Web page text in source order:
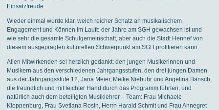
Einsatzfreude.
Wieder einmal wurde klar, welch reicher Schatz an musikalischem
Engagement und Können im Laufe der Jahre am SGH gewachsen ist und
wie sehr die gesamte Schulgemeinschaft, aber auch die Stadt Hennef von
diesem ausgeprägten kulturellen Schwerpunkt am SGH profitieren kann.
Allen Mitwirkenden sei herzlich gedankt: den jungen Musikerinnen und
Musikern aus den verschiedenen Jahrgangsstufen, den drei jungen Damen
aus der Jahrgangsstufe 12, Jana Meier, Meike Niebuhr und Angelina Bänsch,
die freundlich und mit leichter Hand durch das Programm führten, und
natürlich auch dem beteiligten Musiklehrer – Team: Frau Michaele
Kloppenburg, Frau Svetlana Rosin, Herrn Harald Schmit und Frau Annegret